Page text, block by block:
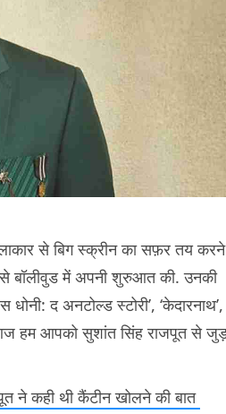
से बिग स्क्रीन का सफ़र तय करने
से बॉलीवुड में अपनी शुरुआत की. उनकी
धोनी: द अनटोल्ड स्टोरी’, ‘केदारनाथ’,
आज हम आपको सुशांत सिंह राजपूत से
ने कही थी कैंटीन खोलने की बात